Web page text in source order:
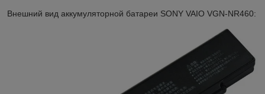
Внешний вид аккумуляторной батареи SONY VAIO VGN-NR460: